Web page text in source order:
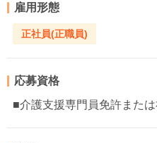
雇用形態
正社員(正職員)
応募資格
■介護支援専門員免許また